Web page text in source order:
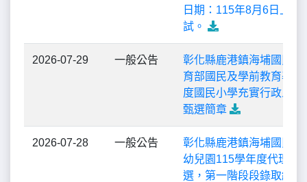
日期：115年8月6日上午
試。
2026-07-29 一般公告
彰化縣鹿港鎮海埔國民小
育部國民及學前教育署
度國民小學充實行政人力
甄選簡章
2026-07-28 一般公告
彰化縣鹿港鎮海埔國民小
幼兒園115學年度代理教
選，第一階段段錄取結果